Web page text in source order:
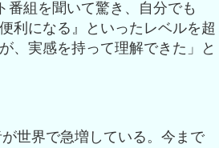
番組を聞いて驚き、自分でも
利になる』といったレベルを超
、実感を持って理解できた」と
世界で急増している。今まで